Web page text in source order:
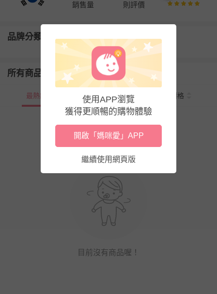
銷售量 則評價
品牌分類
所有商品
最熱銷 新上市 價格
目前沒有商品喔！
使用APP瀏覽
獲得更順暢的購物體驗
開啟「媽咪愛」APP
繼續使用網頁版